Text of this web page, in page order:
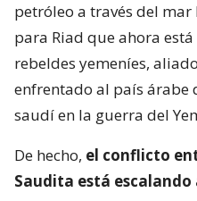
petróleo a través del mar
para Riad que ahora
rebeldes yemeníes,
enfrentado al país árabe
saudí en la guerra del
De hecho, el conflicto
Saudita está escalando